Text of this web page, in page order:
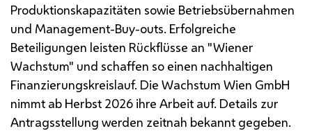
Produktionskapazitäten sowie Betriebsübernahmen
und Management-Buy-outs. Erfolgreiche
Beteiligungen leisten Rückflüsse an "Wiener
Wachstum" und schaffen so einen nachhaltigen
Finanzierungskreislauf. Die Wachstum Wien GmbH
nimmt ab Herbst 2026 ihre Arbeit auf. Details zur
Antragsstellung werden zeitnah bekannt gegeben.